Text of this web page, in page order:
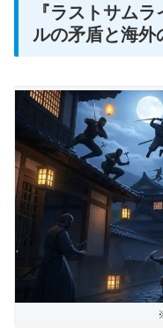
『ラストサム
ルの矛盾と海外